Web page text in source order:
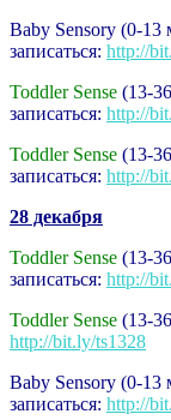
Baby Sensory (0-13
записаться: http://
Toddler Sense (13-
записаться: http://
Toddler Sense (13-
записаться: http://
28 декабря
Toddler Sense (13-
записаться: http://
Toddler Sense (13-
http://bit.ly/ts1328
Baby Sensory (0-13
записаться: http://